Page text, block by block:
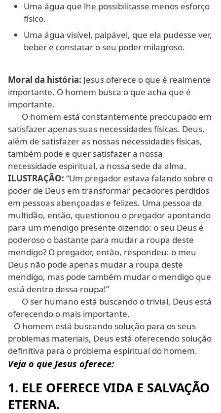
Uma água que lhe possibilitasse menos esforço
físico.
Uma água visível, palpável, que ela pudesse ver,
beber e constatar o seu poder milagroso.
Moral da história: Jesus oferece o que é realmente
importante. O homem busca o que acha que é
importante.
O homem está constantemente preocupado em
satisfazer apenas suas necessidades físicas. Deus,
além de satisfazer as nossas necessidades físicas,
também pode e quer satisfazer a nossa
necessidade espiritual, a nossa sede da alma.
ILUSTRAÇÃO: “Um pregador estava falando sobre o
poder de Deus em transformar pecadores perdidos
em pessoas abençoadas e felizes. Uma pessoa da
multidão, então, questionou o pregador apontando
para um mendigo presente dizendo: o seu Deus é
poderoso o bastante para mudar a roupa deste
mendigo? O pregador, então, respondeu: o meu
Deus não pode apenas mudar a roupa deste
mendigo, mas pode também mudar o mendigo que
está dentro dessa roupa!”
O ser humano está buscando o trivial, Deus está
oferecendo o mais importante.
O homem está buscando solução para os seus
problemas materiais, Deus está oferecendo solução
definitiva para o problema espiritual do homem.
Veja o que Jesus oferece:
1. ELE OFERECE VIDA E SALVAÇÃO
ETERNA.